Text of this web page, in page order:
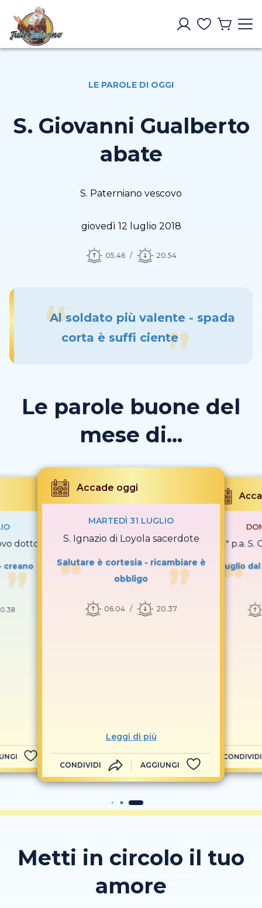
LE PAROLE DI OGGI
S. Giovanni Gualberto
abate
S. Paterniano vescovo
giovedì 12 luglio 2018
05.46 20.54
Al soldato più valente - spada
corta è suffi ciente
Le parole buone del
mese di...
dottore
creano
Accade oggi
MARTEDÌ 31 LUGLIO
S. Ignazio di Loyola sacerdote
Salutare è cortesia - ricambiare è
obbligo
06.04 20.37
Leggi di più
CONDIVIDI AGGIUNGI
D 13ª p.a.
Luglio
CONDIVIDI
Metti in circolo il tuo
amore